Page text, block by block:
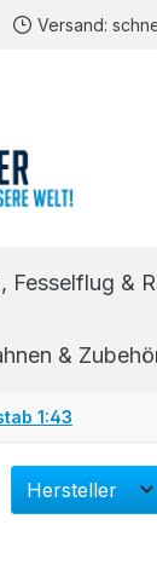
Versand:
Fesselflug &
&
1:43
Hersteller